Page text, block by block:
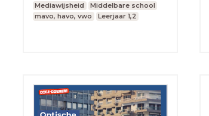
Mediawijsheid
Middelbare school
mavo, havo, vwo
Leerjaar 1,2